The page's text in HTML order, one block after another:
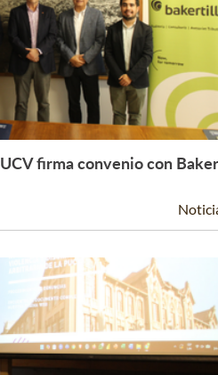
Leer Más +
firma convenio con Baker